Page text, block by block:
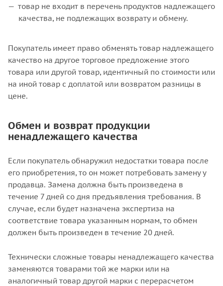
товар не входит в перечень продуктов надлежащего
качества, не подлежащих возврату и обмену.
Покупатель имеет право обменять товар надлежащего
качество на другое торговое предложение этого
товара или другой товар, идентичный по стоимости или
на иной товар с доплатой или возвратом разницы в
цене.
Обмен и возврат продукции
ненадлежащего качества
Если покупатель обнаружил недостатки товара после
его приобретения, то он может потребовать замену у
продавца. Замена должна быть произведена в
течение 7 дней со дня предъявления требования. В
случае, если будет назначена экспертиза на
соответствие товара указанным нормам, то обмен
должен быть произведен в течение 20 дней.
Технически сложные товары ненадлежащего качества
заменяются товарами той же марки или на
аналогичный товар другой марки с перерасчетом